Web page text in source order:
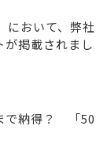
において、弊社
掲載されまし
で納得？ 「50